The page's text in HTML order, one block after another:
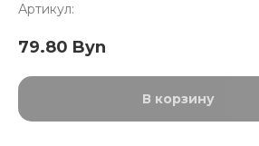
Артикул:
79.80 Byn
В корзину